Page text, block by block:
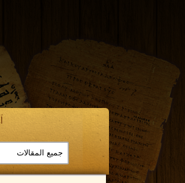
الرجوع
الرجوع